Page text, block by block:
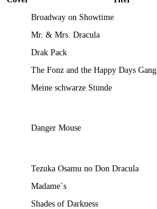
Broadway on Showtime
Mr. & Mrs. Dracula
Drak Pack
The Fonz and the Happy Days Gang
Meine schwarze Stunde
Danger Mouse
Tezuka Osamu no Don Dracula
Madame`s
Shades of Darkness